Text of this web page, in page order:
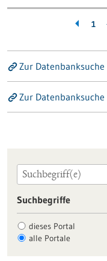
1
Zur
Zur
Suchbegriffe
dieses Portal
alle Portale